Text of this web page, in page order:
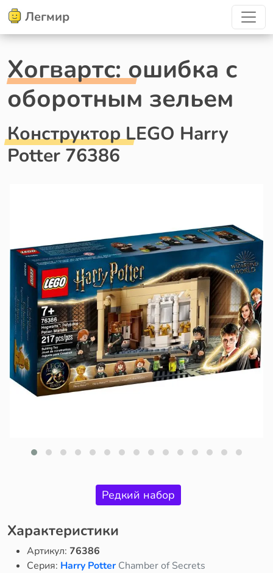
Легмир
Хогвартс: ошибка с
оборотным зельем
Конструктор LEGO Harry
Potter 76386
Редкий набор
Характеристики
Артикул: 76386
Серия: Harry PotterChamber of Secrets